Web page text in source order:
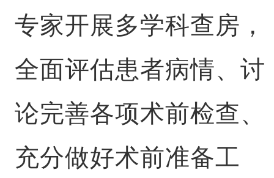
专家开展多学科查房，
全面评估患者病情、讨
论完善各项术前检查、
充分做好术前准备工